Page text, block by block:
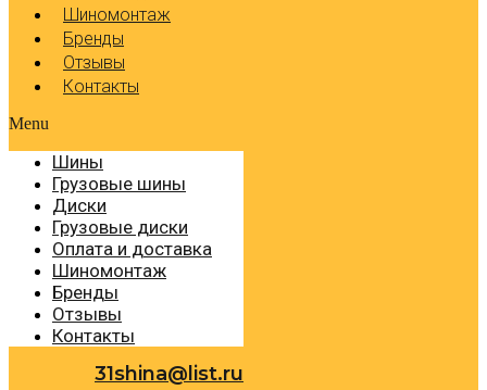
Шиномонтаж
Бренды
Отзывы
Контакты
Menu
Шины
Грузовые шины
Диски
Грузовые диски
Оплата и доставка
Шиномонтаж
Бренды
Отзывы
Контакты
31shina@list.ru